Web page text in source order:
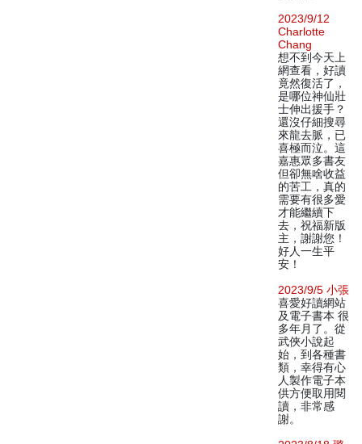
2023/9/12
Charlotte
Chang
想不到今天上
網查看，好讀
竟然復活了，
是哪位神仙壯
士伸出援手？
還沒仔細搜尋
來龍去脈，已
喜極而泣。這
嘉惠眾多書友
但卻無啥收益
的苦工，真的
需要有很多愛
才能繼續下
去，祝福新版
主，謝謝您！
好人一生平
安！
2023/9/5 小張
喜愛好讀網站
及電子書本 很
多年月了。從
武俠小說起
始，到各種書
類，幸得有心
人製作電子本
供方便取用閱
讀，非常感
謝。